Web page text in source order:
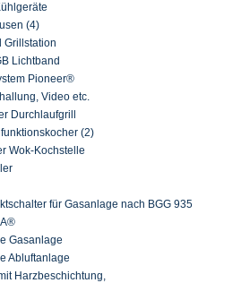
(4)
Grillstation
Lichtband
Pioneer®
Video etc.
Durchlaufgrill
(2)
Wok-Kochstelle
für Gasanlage nach BGG 935
Gasanlage
Abluftanlage
Harzbeschichtung,